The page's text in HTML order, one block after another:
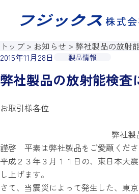
トップ お知らせ
弊社製品の放射
2015年11月28日
製品情報
弊社製品の放射能検査
お取引様各位
弊社製
謹啓 平素は弊社製品をご愛顧くださ
平成２３年３月１１日の、東日本大
し上げます。
さて、当震災によって発生した、東